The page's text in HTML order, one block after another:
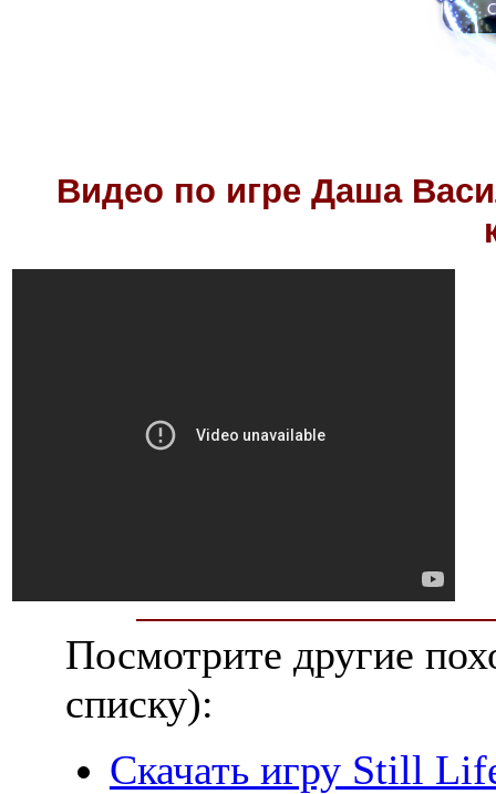
Видео по игре Даша
Посмотрите другие
списку):
Скачать игру Still